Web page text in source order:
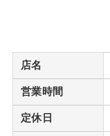
店名
営業時間
定休日